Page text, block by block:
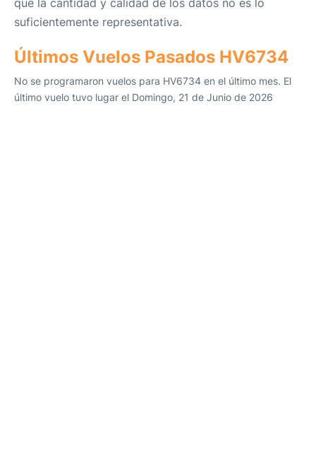
que la cantidad y calidad de los datos no es lo
suficientemente representativa.
Últimos Vuelos Pasados HV6734
No se programaron vuelos para HV6734 en el último mes. El
último vuelo tuvo lugar el Domingo, 21 de Junio de 2026